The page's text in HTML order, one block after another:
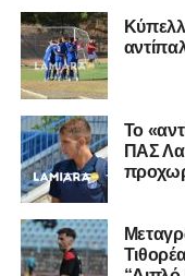
27/06/2002)
στη Γ’ Εθνική με
αγωνίστηκε στον
της Serie D στην
Cilento και
ποδοσφαιρική του
Τον καλωσορίζουμε
του ευχόμαστε υγεία
Ακολουθήστε το
Το
ΠΑΣ